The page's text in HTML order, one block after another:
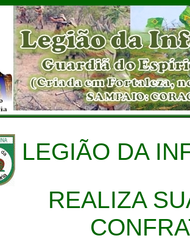
LEGIÃO DA
REALIZA